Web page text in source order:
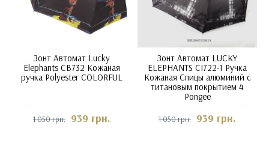
Зонт Автомат Lucky
Elephants CB732 Кожаная
ручка Polyester COLORFUL
1 050 грн. 939 грн.
Зонт Автомат LUCKY
ELEPHANTS CI722-1 Ручка
Кожаная Спицы алюминий с
титановым покрытием 4
Pongee
1 050 грн. 939 грн.